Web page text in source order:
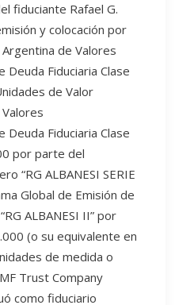
fiduciante Rafael G.
y colocación por
de Valores
Fiduciaria Clase
de Valor
Fiduciaria Clase
por parte del
“RG ALBANESI SERIE
Global de Emisión de
ALBANESI II” por
(o su equivalente en
de medida o
Trust Company
como fiduciario